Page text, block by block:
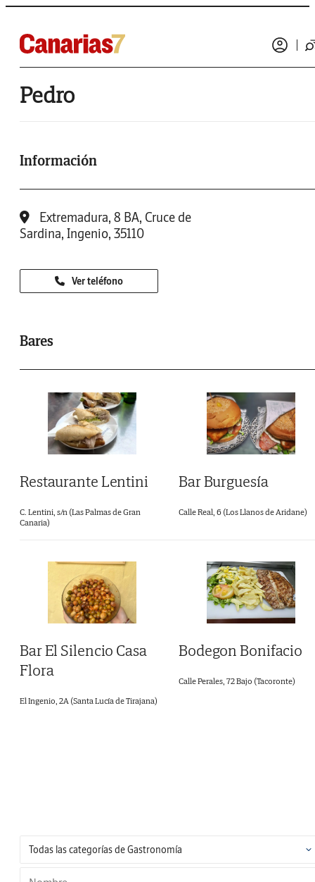
Pedro
Información
Extremadura, 8 BA, Cruce de
Sardina, Ingenio, 35110
Ver teléfono
Bares
Restaurante Lentini
C. Lentini, s/n (Las Palmas de Gran
Canaria)
Bar Burguesía
Calle Real, 6 (Los Llanos de Aridane)
Bar El Silencio Casa
Flora
El Ingenio, 2A (Santa Lucía de Tirajana)
Bodegon Bonifacio
Calle Perales, 72 Bajo (Tacoronte)